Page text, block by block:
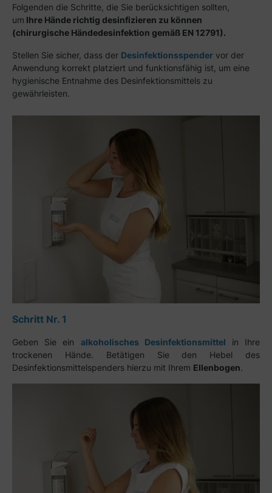
Folgenden die Schritte, die Sie berücksichtigen sollten,
um Ihre Hände richtig desinfizieren zu können
(chirurgische Händedesinfektion gemäß EN 12791).
Stellen Sie sicher, dass der Desinfektionsspender vor der
Anwendung korrekt platziert und funktionsfähig ist, um eine
hygienische Entnahme des Desinfektionsmittels zu
gewährleisten.
Schritt Nr. 1
Geben Sie ein alkoholisches Desinfektionsmittel in Ihre
trockenen Hände. Betätigen Sie den Hebel des
Desinfektionsmittelspenders hierzu mit Ihrem Ellenbogen.